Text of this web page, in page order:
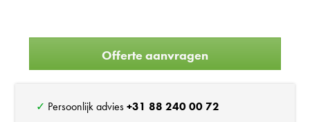
Offerte aanvragen
✓ Persoonlijk advies+31 88 240 00 72